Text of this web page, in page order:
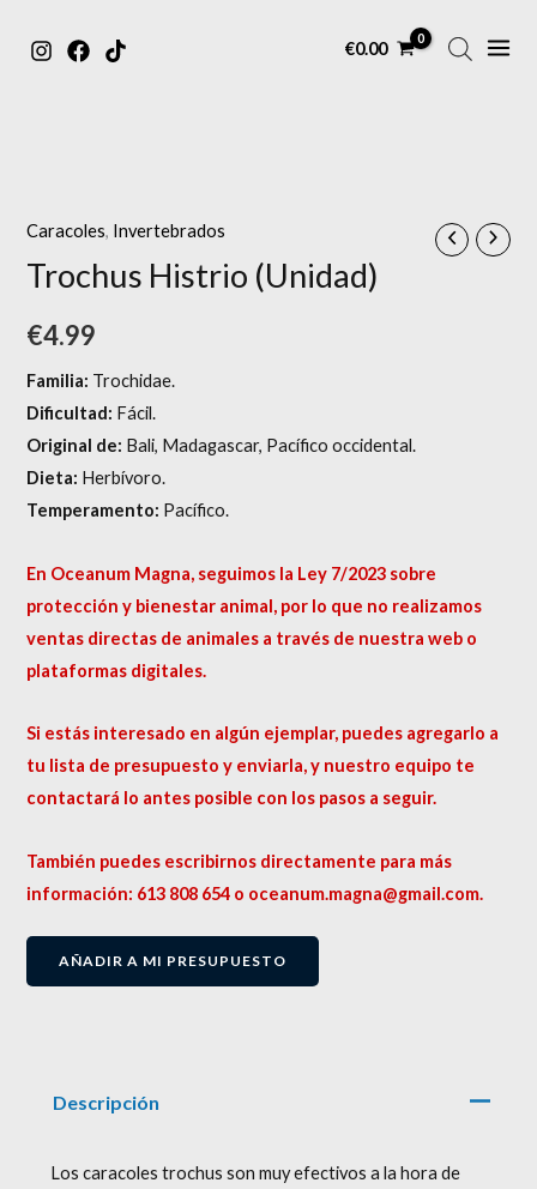
€0.00
MENU
Caracoles, Invertebrados
Trochus Histrio (Unidad)
€4.99
Familia: Trochidae.
Dificultad: Fácil.
Original de: Bali, Madagascar, Pacífico occidental.
Dieta: Herbívoro.
Temperamento: Pacífico.
En Oceanum Magna, seguimos la Ley 7/2023 sobre
protección y bienestar animal, por lo que no realizamos
ventas directas de animales a través de nuestra web o
plataformas digitales.
Si estás interesado en algún ejemplar, puedes agregarlo a
tu lista de presupuesto y enviarla, y nuestro equipo te
contactará lo antes posible con los pasos a seguir.
También puedes escribirnos directamente para más
información: 613 808 654 o oceanum.magna@gmail.com.
AÑADIR A MI PRESUPUESTO
Descripción
Los caracoles trochus son muy efectivos a la hora de